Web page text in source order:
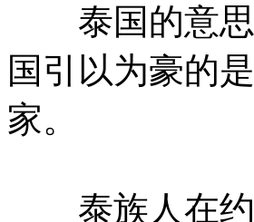
泰国的意思
国引以为豪的
家。
泰族人在约